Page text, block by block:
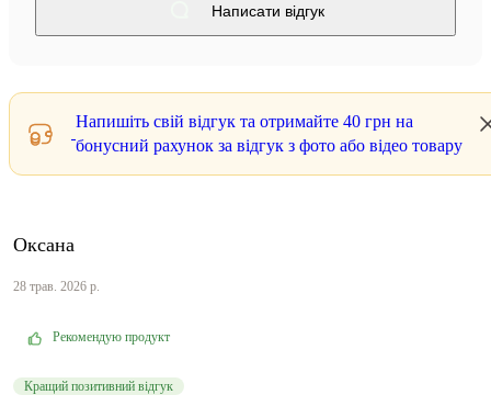
Написати відгук
Напишіть свій відгук та отримайте 40 грн на
бонусний рахунок за відгук з фото або відео товару
Оксана
28 трав. 2026 р.
Рекомендую продукт
Кращий позитивний відгук